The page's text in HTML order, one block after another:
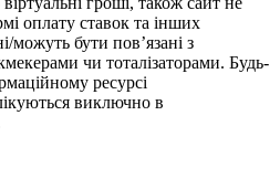
оплату ставок та інших
можуть бути пов’язані з
чи тоталізаторами. Будь-
ресурсі
виключно в